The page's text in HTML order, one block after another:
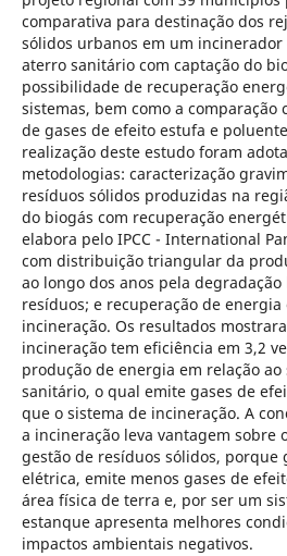
comparativa para destinação dos
sólidos urbanos em um incinerador
aterro sanitário com captação do
possibilidade de recuperação
sistemas, bem como a comparação
de gases de efeito estufa e
realização deste estudo foram
metodologias: caracterização
resíduos sólidos produzidas na
do biogás com recuperação
elabora pelo IPCC - International
com distribuição triangular da
ao longo dos anos pela
resíduos; e recuperação de energia
incineração. Os resultados
incineração tem eficiência em 3,2
produção de energia em relação
sanitário, o qual emite gases de
que o sistema de incineração. A
a incineração leva vantagem sobre
gestão de resíduos sólidos, porque
elétrica, emite menos gases de
área física de terra e, por ser um
estanque apresenta melhores
impactos ambientais negativos.